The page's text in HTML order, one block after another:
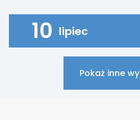
10 lipiec
Pokaż inne